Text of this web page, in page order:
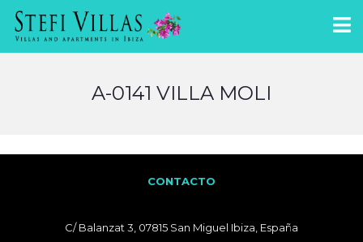
A-0141 VILLA MOLI
CONTACTO
C/ Balanzat 3, 07815 San Miguel Ibiza, España